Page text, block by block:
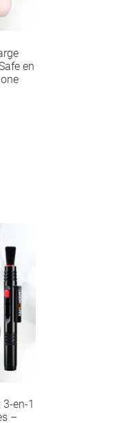
en
en-1
–